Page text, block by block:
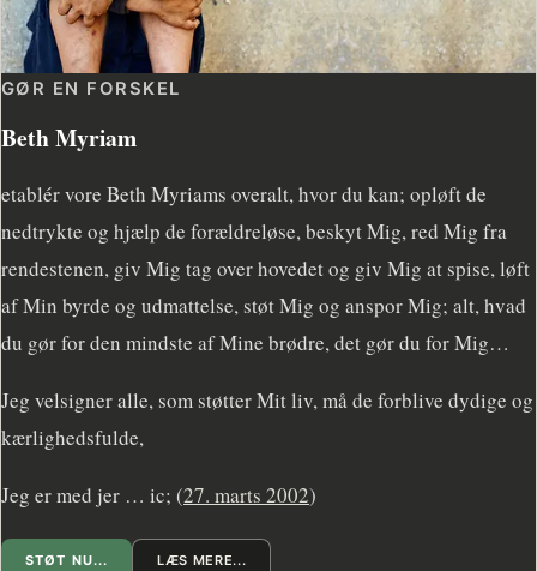
GØR EN FORSKEL
Beth Myriam
etablér vore Beth Myriams overalt, hvor du kan; opløft de
nedtrykte og hjælp de forældreløse, beskyt Mig, red Mig fra
rendestenen, giv Mig tag over hovedet og giv Mig at spise, løft
af Min byrde og udmattelse, støt Mig og anspor Mig; alt, hvad
du gør for den mindste af Mine brødre, det gør du for Mig…
Jeg velsigner alle, som støtter Mit liv, må de forblive dydige og
kærlighedsfulde,
Jeg er med jer … ic; (27. marts 2002)
STØT NU... LÆS MERE...